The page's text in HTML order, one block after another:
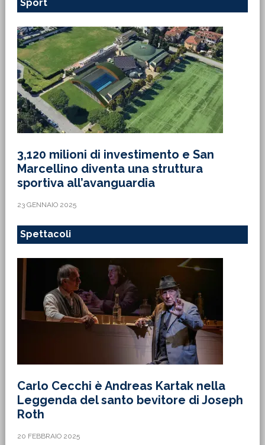
Sport
3,120 milioni di investimento e San
Marcellino diventa una struttura
sportiva all’avanguardia
23 GENNAIO 2025
Spettacoli
Carlo Cecchi è Andreas Kartak nella
Leggenda del santo bevitore di Joseph
Roth
20 FEBBRAIO 2025